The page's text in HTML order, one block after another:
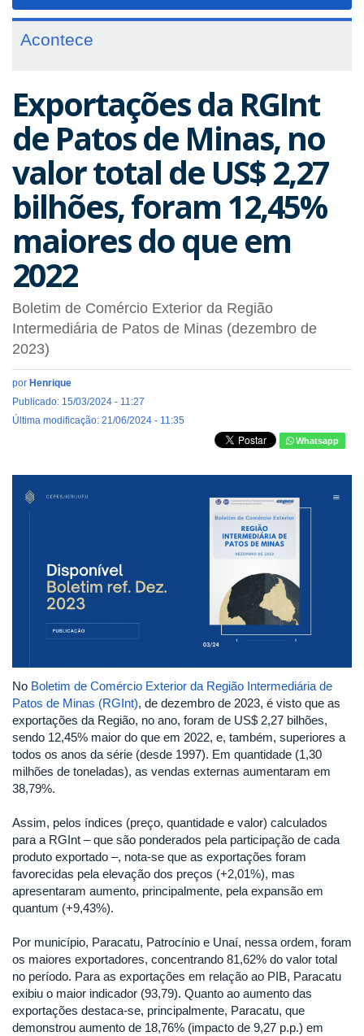
Acontece
Exportações da RGInt
de Patos de Minas, no
valor total de US$ 2,27
bilhões, foram 12,45%
maiores do que em
2022
Boletim de Comércio Exterior da Região
Intermediária de Patos de Minas (dezembro de
2023)
por Henrique
Publicado: 15/03/2024 - 11:27
Última modificação: 21/06/2024 - 11:35
Whatsapp
No Boletim de Comércio Exterior da Região Intermediária de
Patos de Minas (RGInt), de dezembro de 2023, é visto que as
exportações da Região, no ano, foram de US$ 2,27 bilhões,
sendo 12,45% maior do que em 2022, e, também, superiores a
todos os anos da série (desde 1997). Em quantidade (1,30
milhões de toneladas), as vendas externas aumentaram em
38,79%.
Assim, pelos índices (preço, quantidade e valor) calculados
para a RGInt – que são ponderados pela participação de cada
produto exportado –, nota-se que as exportações foram
favorecidas pela elevação dos preços (+2,01%), mas
apresentaram aumento, principalmente, pela expansão em
quantum (+9,43%).
Por município, Paracatu, Patrocínio e Unaí, nessa ordem, foram
os maiores exportadores, concentrando 81,62% do valor total
no período. Para as exportações em relação ao PIB, Paracatu
exibiu o maior indicador (93,79). Quanto ao aumento das
exportações destaca-se, principalmente, Paracatu, que
demonstrou aumento de 18,76% (impacto de 9,27 p.p.) em